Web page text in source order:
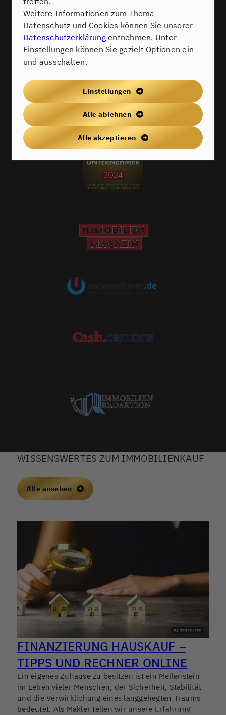
WISSENSWERTES ZUM IMMOBILIENKAUF
Alle ansehen
FINANZIERUNG HAUSKAUF –
TIPPS UND RECHNER ONLINE
Ein eigenes Zuhause zu besitzen ist ein Meilenstein
im Leben vieler Menschen, der Sicherheit, Stabilität
und die Verwirklichung eines langgehegten Traums
bedeutet. Als Makler teilen wir unsere Erfahrung
Weitere Informationen zum Thema
Datenschutz und Cookies können Sie unserer
Datenschutzerklärungentnehmen. Unter
Einstellungen können Sie gezielt Optionen ein
und ausschalten.
Einstellungen
Alle ablehnen
Alle akzeptieren